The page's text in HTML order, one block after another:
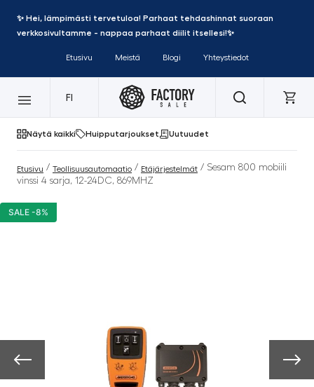
✨ Hei, lämpimästi tervetuloa! Parhaat tehdashinnat suoraan
verkkosivultamme - nappaa parhaat diilit itsellesi!✨
Etusivu Meistä Blogi Yhteystiedot
FI
Näytä kaikki Huipputarjoukset Uutuudet
Etusivu / Teollisuusautomaatio / Etäjärjestelmät / Sesam 800 mobiili
vinssi 4 sarja, 12-24DC, 869MHZ
SALE -8%